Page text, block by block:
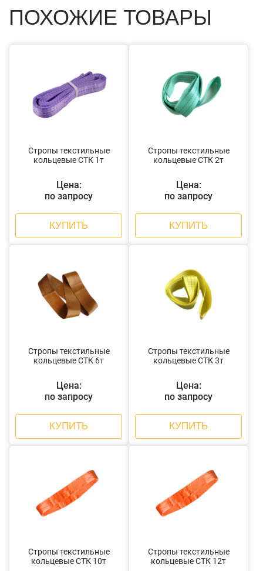
ПОХОЖИЕ ТОВАРЫ
Стропы текстильные
кольцевые СТК 1т
Цена:
по запросу
КУПИТЬ
Стропы текстильные
кольцевые СТК 2т
Цена:
по запросу
КУПИТЬ
Стропы текстильные
кольцевые СТК 6т
Цена:
по запросу
КУПИТЬ
Стропы текстильные
кольцевые СТК 3т
Цена:
по запросу
КУПИТЬ
Стропы текстильные
кольцевые СТК 10т
Стропы текстильные
кольцевые СТК 12т